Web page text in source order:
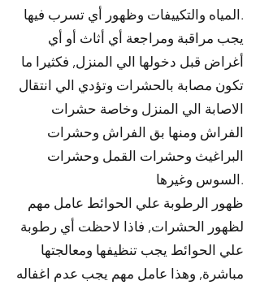
المياه والتكييفات وظهور أي تسرب فيها.
يجب مراقبة ومراجعة أي أثاث أو أي
أغراض قبل دخولها الي المنزل, فكثيرا ما
تكون مصابة بالحشرات وتؤدي الي انتقال
الاصابة الي المنزل وخاصة حشرات
الفراش ومنها بق الفراش وحشرات
البراغيث وحشرات القمل وحشرات
السوس وغيرها.
ظهور الرطوبة علي الحوائط عامل مهم
لظهور الحشرات, فاذا لاحظت أي رطوبة
علي الحوائط يجب تنظيفها ومعالجتها
مباشرة, وهذا عامل مهم يجب عدم اغفاله